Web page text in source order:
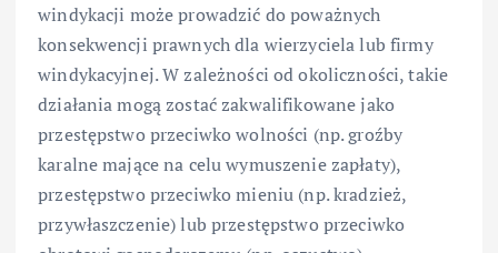
windykacji może prowadzić do poważnych
konsekwencji prawnych dla wierzyciela lub firmy
windykacyjnej. W zależności od okoliczności, takie
działania mogą zostać zakwalifikowane jako
przestępstwo przeciwko wolności (np. groźby
karalne mające na celu wymuszenie zapłaty),
przestępstwo przeciwko mieniu (np. kradzież,
przywłaszczenie) lub przestępstwo przeciwko